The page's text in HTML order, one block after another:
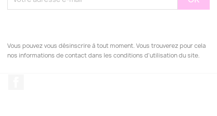
Vous pouvez vous désinscrire à tout moment. Vous trouverez pour cela
nos informations de contact dans les conditions d'utilisation du site.